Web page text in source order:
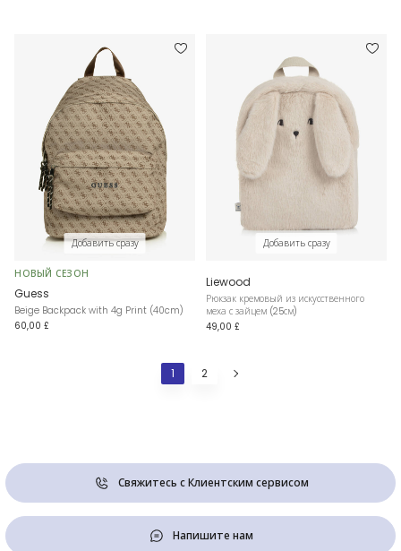
Добавить сразу
НОВЫЙ СЕЗОН
Guess
Beige Backpack with 4g Print (40cm)
60,00 £
Добавить сразу
Liewood
Рюкзак кремовый из искусственного
меха с зайцем (25см)
49,00 £
1 2
Свяжитесь с Клиентским сервисом
Напишите нам